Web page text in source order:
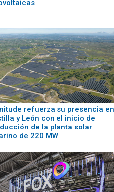
refuerza su presencia en
y León con el inicio de
de la planta solar
de 220 MW